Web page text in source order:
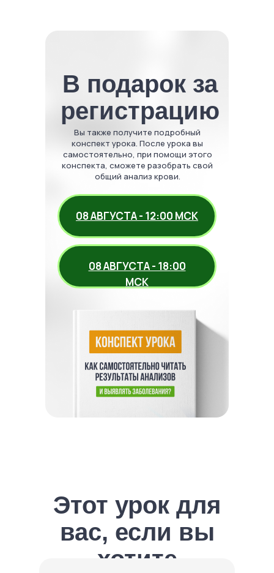
В подарок за
регистрацию
Вы также получите подробный
конспект урока. После урока вы
самостоятельно, при помощи этого
конспекта, сможете разобрать свой
общий анализ крови.
08 АВГУСТА - 12:00 МСК
08 АВГУСТА - 18:00
МСК
Этот урок для
вас, если вы
хотите